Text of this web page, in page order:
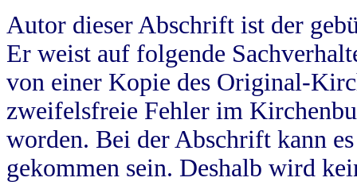
Autor dieser Abschrift ist der
Er weist auf folgende
von einer Kopie des Original-
zweifelsfreie Fehler im
worden. Bei der Abschrift kann
gekommen sein. Deshalb wird